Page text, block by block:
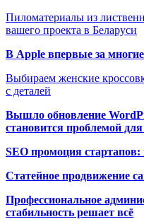
Пиломатериалы из
вашего проекта в Беларуси
В Apple впервые за
Выбираем женские
с деталей
Вышло обновление
становится проблемой для
SEO промоция
Статейное продвижение
Профессиональное
стабильность решает всё